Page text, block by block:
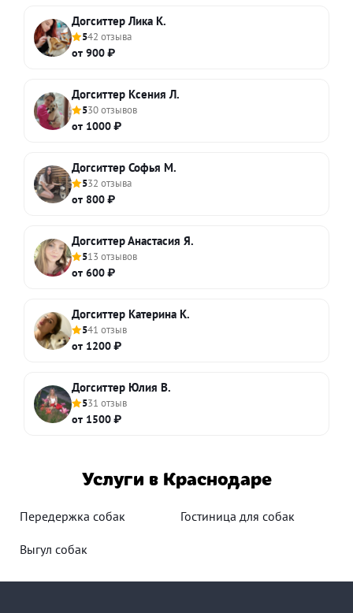
Догситтер Лика К.
542 отзыва
от 900 ₽
Догситтер Ксения Л.
530 отзывов
от 1000 ₽
Догситтер Софья М.
532 отзыва
от 800 ₽
Догситтер Анастасия Я.
513 отзывов
от 600 ₽
Догситтер Катерина К.
541 отзыв
от 1200 ₽
Догситтер Юлия В.
531 отзыв
от 1500 ₽
Услуги в Краснодаре
Передержка собак Гостиница для собак
Выгул собак